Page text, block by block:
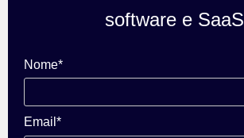
software e SaaS
Nome*
Email*